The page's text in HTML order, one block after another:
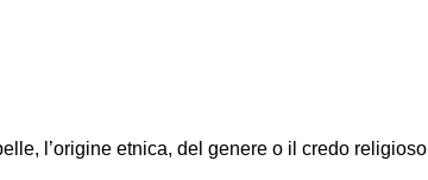
l’origine etnica, del genere o il credo religioso